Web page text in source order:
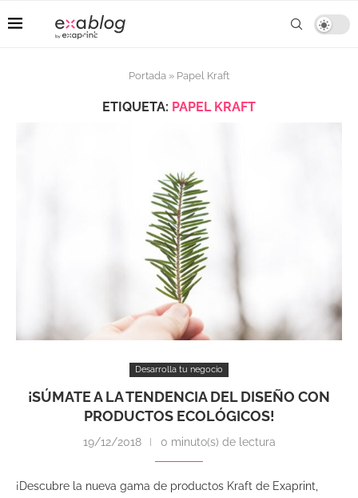
Portada » Papel Kraft
ETIQUETA: PAPEL KRAFT
Desarrolla tu negocio
¡SÚMATE A LA TENDENCIA DEL DISEÑO CON
PRODUCTOS ECOLÓGICOS!
19/12/2018 0 minuto(s) de lectura
¡Descubre la nueva gama de productos Kraft de Exaprint,